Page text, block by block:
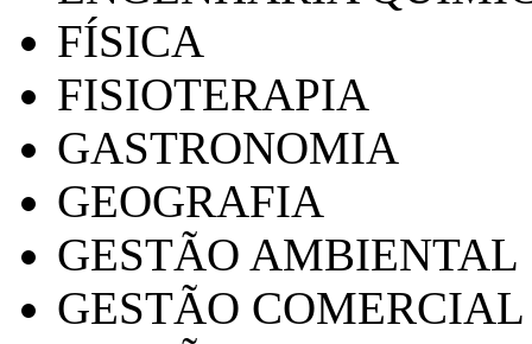
FÍSICA
FISIOTERAPIA
GASTRONOMIA
GEOGRAFIA
GESTÃO AMBIENTAL
GESTÃO COMERCIAL